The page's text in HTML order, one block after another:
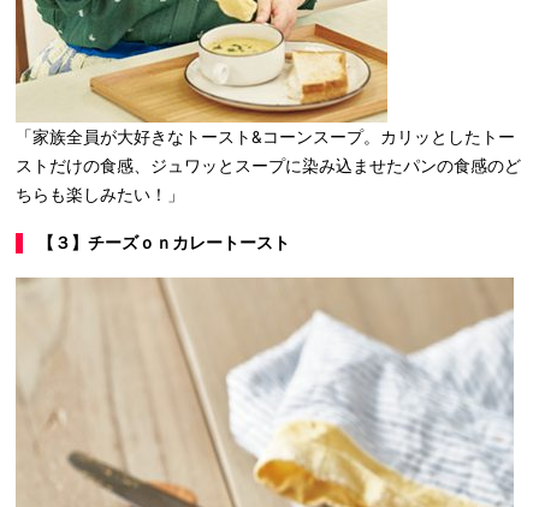
「家族全員が大好きなトースト&コーンスープ。カリッとしたトー
ストだけの食感、ジュワッとスープに染み込ませたパンの食感のど
ちらも楽しみたい！」
【３】チーズｏｎカレートースト